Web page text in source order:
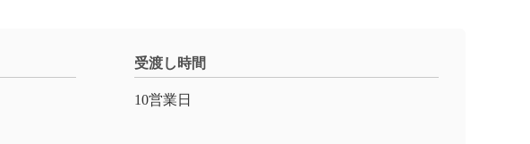
受渡し時間
10営業日